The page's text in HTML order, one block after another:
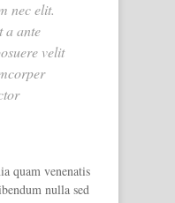
nec elit.
a ante
velit
quam venenatis
nulla sed